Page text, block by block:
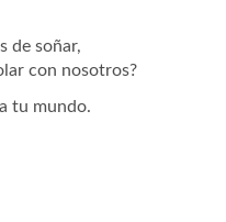
de soñar,
con nosotros?
tu mundo.